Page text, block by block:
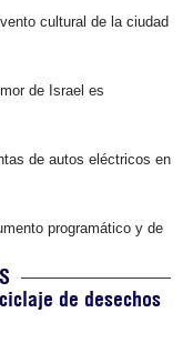
cultural de la ciudad
de Israel es
de autos eléctricos en
programático y de
de desechos